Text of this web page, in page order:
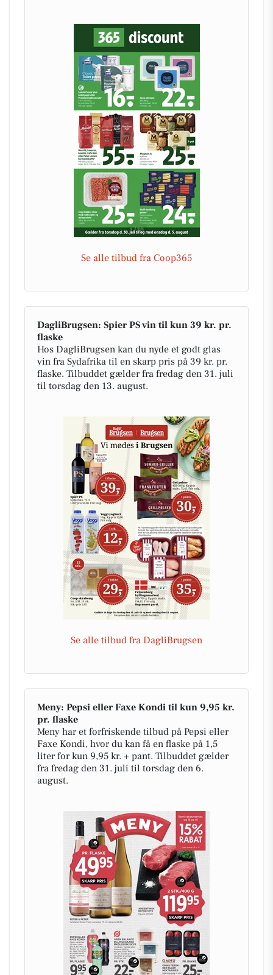
Se alle tilbud fra Coop365
DagliBrugsen: Spier PS vin til kun 39 kr. pr.
flaske
Hos DagliBrugsen kan du nyde et godt glas
vin fra Sydafrika til en skarp pris på 39 kr. pr.
flaske. Tilbuddet gælder fra fredag den 31. juli
til torsdag den 13. august.
Se alle tilbud fra DagliBrugsen
Meny: Pepsi eller Faxe Kondi til kun 9,95 kr.
pr. flaske
Meny har et forfriskende tilbud på Pepsi eller
Faxe Kondi, hvor du kan få en flaske på 1,5
liter for kun 9,95 kr. + pant. Tilbuddet gælder
fra fredag den 31. juli til torsdag den 6.
august.